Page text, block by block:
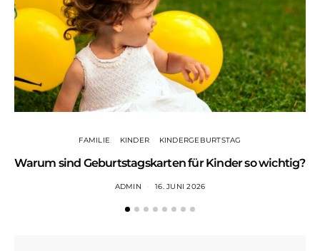
FAMILIE KINDER KINDERGEBURTSTAG
Warum sind Geburtstagskarten für Kinder so wichtig?
ADMIN 16. JUNI 2026